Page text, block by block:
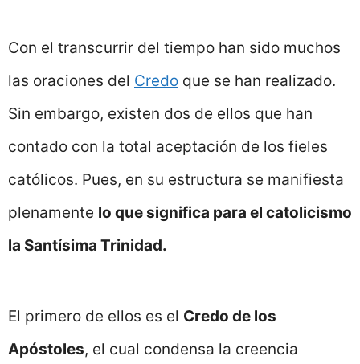
Con el transcurrir del tiempo han sido muchos
las oraciones del Credo que se han realizado.
Sin embargo, existen dos de ellos que han
contado con la total aceptación de los fieles
católicos. Pues, en su estructura se manifiesta
plenamente lo que significa para el catolicismo
la Santísima Trinidad.
El primero de ellos es el Credo de los
Apóstoles, el cual condensa la creencia